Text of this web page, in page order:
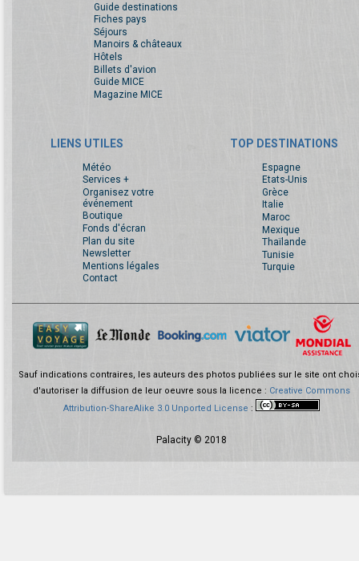
Guide destinations
Fiches pays
Séjours
Manoirs & châteaux
Hôtels
Billets d'avion
Guide MICE
Magazine MICE
LIENS UTILES
Météo
Services +
Organisez votre
événement
Boutique
Fonds d'écran
Plan du site
Newsletter
Mentions légales
Contact
TOP DESTINATIONS
Espagne
Etats-Unis
Grèce
Italie
Maroc
Mexique
Thaïlande
Tunisie
Turquie
Sauf indications contraires, les auteurs des photos publiées sur le site ont
d'autoriser la diffusion de leur oeuvre sous la licence : Creative Commons
Attribution-ShareAlike 3.0 Unported License :
Palacity © 2018